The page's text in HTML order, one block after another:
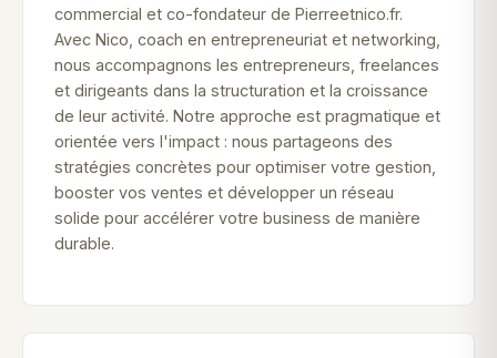
commercial et co-fondateur de Pierreetnico.fr.
Avec Nico, coach en entrepreneuriat et networking,
nous accompagnons les entrepreneurs, freelances
et dirigeants dans la structuration et la croissance
de leur activité. Notre approche est pragmatique et
orientée vers l'impact : nous partageons des
stratégies concrètes pour optimiser votre gestion,
booster vos ventes et développer un réseau
solide pour accélérer votre business de manière
durable.